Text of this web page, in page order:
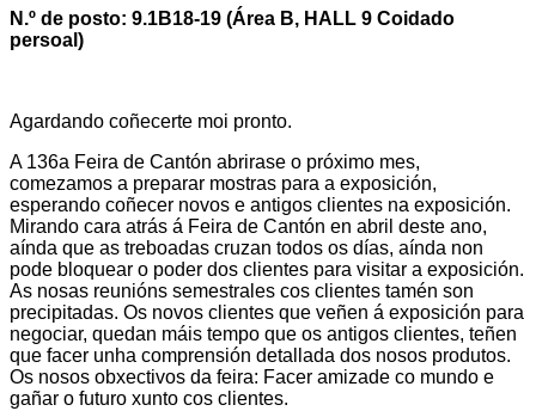
N.º de posto: 9.1B18-19 (Área B, HALL 9 Coidado
persoal)
Agardando coñecerte moi pronto.
A 136a Feira de Cantón abrirase o próximo mes,
comezamos a preparar mostras para a exposición,
esperando coñecer novos e antigos clientes na exposición.
Mirando cara atrás á Feira de Cantón en abril deste ano,
aínda que as treboadas cruzan todos os días, aínda non
pode bloquear o poder dos clientes para visitar a exposición.
As nosas reunións semestrales cos clientes tamén son
precipitadas. Os novos clientes que veñen á exposición para
negociar, quedan máis tempo que os antigos clientes, teñen
que facer unha comprensión detallada dos nosos produtos.
Os nosos obxectivos da feira: Facer amizade co mundo e
gañar o futuro xunto cos clientes.